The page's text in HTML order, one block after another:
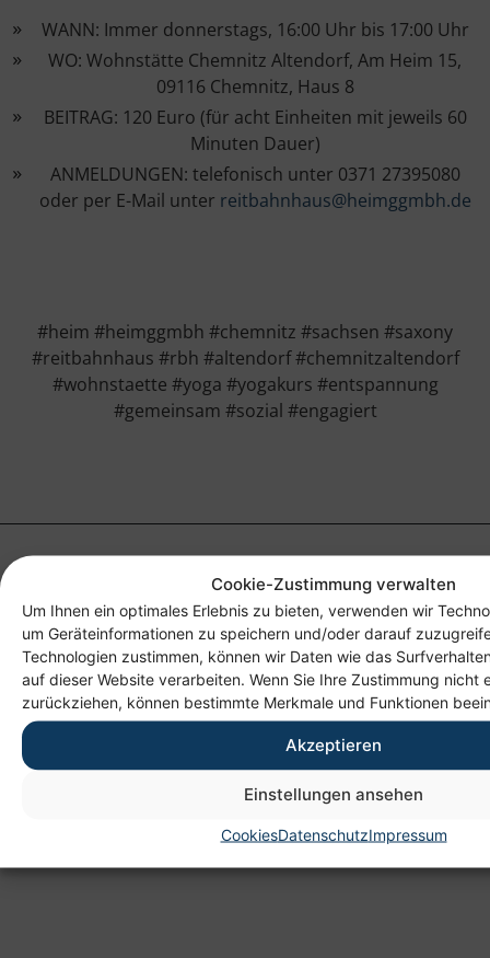
Cookie-Zustimmung verwalten
Um Ihnen ein optimales Erlebnis zu bieten, verwenden wir
um Geräteinformationen zu speichern und/oder darauf
Technologien zustimmen, können wir Daten wie das
auf dieser Website verarbeiten. Wenn Sie Ihre Zustimmung nicht
zurückziehen, können bestimmte Merkmale und Funktionen
Akzeptieren
Einstellungen ansehen
CookiesDatenschutzImpressum
WANN: Immer donnerstags, 16:00 Uhr bis 17:00 Uhr
WO: Wohnstätte Chemnitz Altendorf, Am Heim 15,
09116 Chemnitz, Haus 8
BEITRAG: 120 Euro (für acht Einheiten mit jeweils 60
Minuten Dauer)
ANMELDUNGEN: telefonisch unter 0371 27395080
oder per E-Mail unter reitbahnhaus@heimggmbh.de
#heim #heimggmbh #chemnitz #sachsen #saxony
#reitbahnhaus #rbh #altendorf #chemnitzaltendorf
#wohnstaette #yoga #yogakurs #entspannung
#gemeinsam #sozial #engagiert
Anschrift
Heim gemeinnützige GmbH